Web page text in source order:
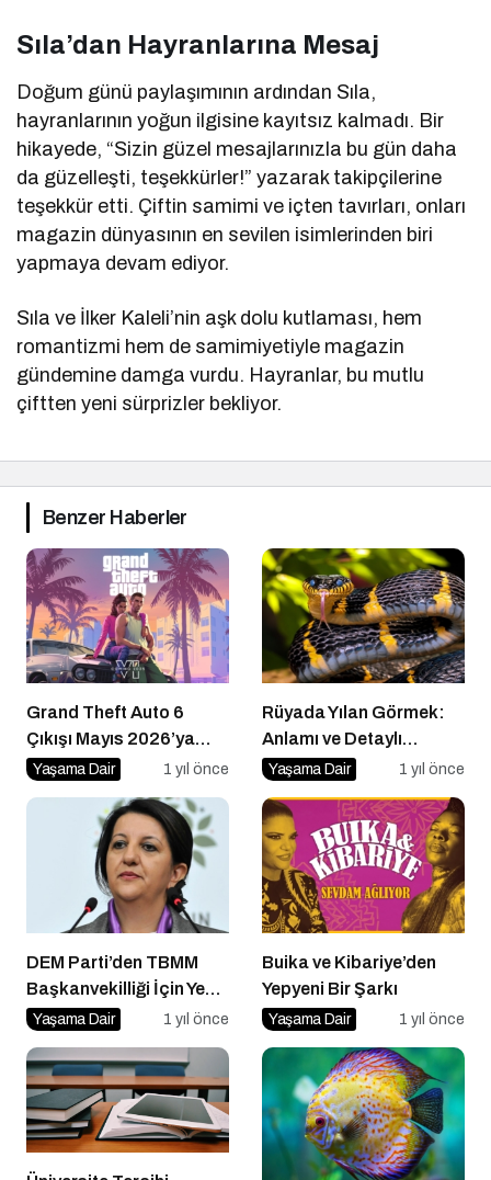
Sıla’dan Hayranlarına Mesaj
Doğum günü paylaşımının ardından Sıla,
hayranlarının yoğun ilgisine kayıtsız kalmadı. Bir
hikayede, “Sizin güzel mesajlarınızla bu gün daha
da güzelleşti, teşekkürler!” yazarak takipçilerine
teşekkür etti. Çiftin samimi ve içten tavırları, onları
magazin dünyasının en sevilen isimlerinden biri
yapmaya devam ediyor.
Sıla ve İlker Kaleli’nin aşk dolu kutlaması, hem
romantizmi hem de samimiyetiyle magazin
gündemine damga vurdu. Hayranlar, bu mutlu
çiftten yeni sürprizler bekliyor.
Benzer Haberler
Grand Theft Auto 6
Çıkışı Mayıs 2026’ya
Ertelendi
Yaşama Dair 1 yıl önce
Rüyada Yılan Görmek:
Anlamı ve Detaylı
Yorumu
Yaşama Dair 1 yıl önce
DEM Parti’den TBMM
Başkanvekilliği İçin Yeni
İsim
Yaşama Dair 1 yıl önce
Buika ve Kibariye’den
Yepyeni Bir Şarkı
Yaşama Dair 1 yıl önce